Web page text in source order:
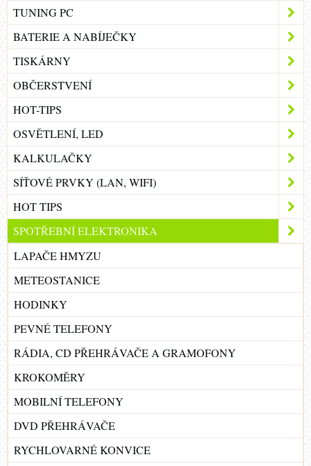
TUNING PC
BATERIE A NABÍJEČKY
TISKÁRNY
OBČERSTVENÍ
HOT-TIPS
OSVĚTLENÍ, LED
KALKULAČKY
SÍŤOVÉ PRVKY (LAN, WIFI)
HOT TIPS
SPOTŘEBNÍ ELEKTRONIKA
LAPAČE HMYZU
METEOSTANICE
HODINKY
PEVNÉ TELEFONY
RÁDIA, CD PŘEHRÁVAČE A GRAMOFONY
KROKOMĚRY
MOBILNÍ TELEFONY
DVD PŘEHRÁVAČE
RYCHLOVARNÉ KONVICE